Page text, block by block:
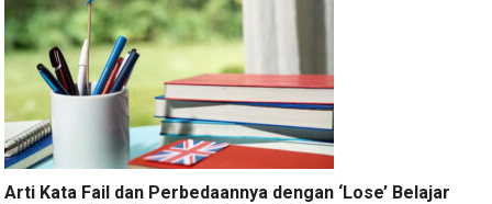
Arti Kata Fail dan Perbedaannya dengan ‘Lose’ Belajar